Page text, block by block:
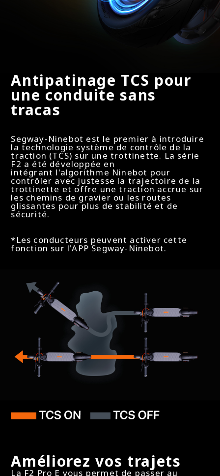
Antipatinage TCS pour
une conduite sans
tracas
Segway-Ninebot est le premier à introduire
la technologie système de contrôle de la
traction (TCS) sur une trottinette. La série
F2 a été développée en
intégrant l'algorithme Ninebot pour
contrôler avec justesse la trajectoire de la
trottinette et offre une traction accrue sur
les chemins de gravier ou les routes
glissantes pour plus de stabilité et de
sécurité.
*Les conducteurs peuvent activer cette
fonction sur l'APP Segway-Ninebot.
Améliorez vos trajets
La F2 Pro E vous permet de passer au
Taille des pneus - Pneu avant
254 mm / 10 pouces
Application mobile
Oui
Bluetooth
Apple Find My
Autres Caractéristiques
Facile à plier en 3 étapes (nécessite les mains)
Tableau de bord avec les informations en couleur